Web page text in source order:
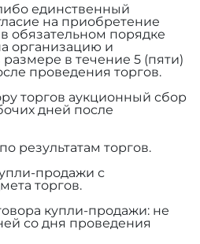
единственный
на приобретение
в обязательном порядке
организацию и
размере в течение 5 (пяти)
проведения торгов.
торгов аукционный сбор
дней после
результатам торгов.
продажи с
торгов.
купли-продажи: не
со дня проведения